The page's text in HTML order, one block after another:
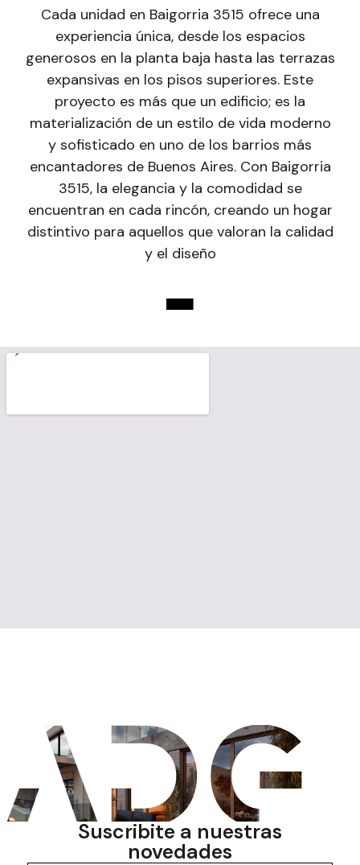
Cada unidad en Baigorria 3515 ofrece una
experiencia única, desde los espacios
generosos en la planta baja hasta las terrazas
expansivas en los pisos superiores. Este
proyecto es más que un edificio; es la
materialización de un estilo de vida moderno
y sofisticado en uno de los barrios más
encantadores de Buenos Aires. Con Baigorria
3515, la elegancia y la comodidad se
encuentran en cada rincón, creando un hogar
distintivo para aquellos que valoran la calidad
y el diseño
Suscribite a nuestras
novedades